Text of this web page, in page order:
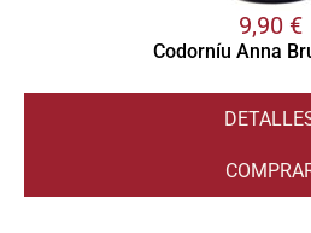
9,90 €
Codorníu Anna